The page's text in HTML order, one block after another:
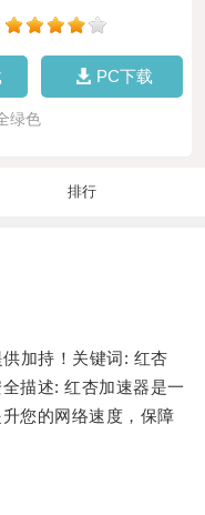
PC下载
绿色
排行
加持！关键词: 红杏
描述: 红杏加速器是一
您的网络速度，保障